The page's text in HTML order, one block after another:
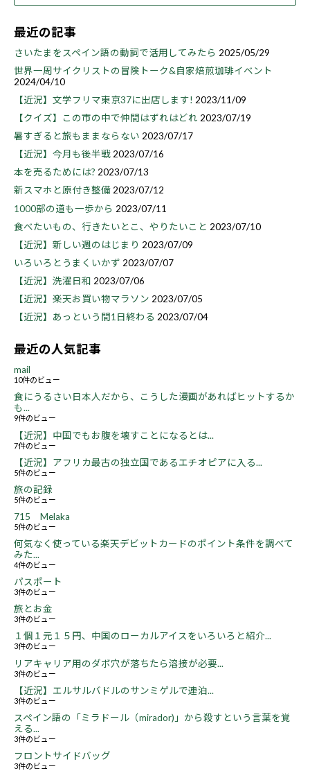
最近の記事
さいたまをスペイン語の動詞で活用してみたら 2025/05/29
世界一周サイクリストの冒険トーク&自家焙煎珈琲イベント
2024/04/10
【近況】文学フリマ東京37に出店します! 2023/11/09
【クイズ】この市の中で仲間はずれはどれ 2023/07/19
暑すぎると旅もままならない 2023/07/17
【近況】今月も後半戦 2023/07/16
本を売るためには? 2023/07/13
新スマホと原付き整備2023/07/12
1000部の道も一歩から 2023/07/11
食べたいもの、行きたいとこ、やりたいこと 2023/07/10
【近況】新しい週のはじまり 2023/07/09
いろいろとうまくいかず 2023/07/07
【近況】洗濯日和 2023/07/06
【近況】楽天お買い物マラソン 2023/07/05
【近況】あっという間1日終わる 2023/07/04
最近の人気記事
mail
10件のビュー
食にうるさい日本人だから、こうした漫画があればヒットするか
も...
9件のビュー
【近況】中国でもお腹を壊すことになるとは...
7件のビュー
【近況】アフリカ最古の独立国であるエチオピアに入る...
5件のビュー
旅の記録
5件のビュー
715 Melaka
5件のビュー
何気なく使っている楽天デビットカードのポイント条件を調べて
みた...
4件のビュー
パスポート
3件のビュー
旅とお金
3件のビュー
１個１元１５円、中国のローカルアイスをいろいろと紹介...
3件のビュー
リアキャリア用のダボ穴が落ちたら溶接が必要...
3件のビュー
【近況】エルサルバドルのサンミゲルで連泊...
3件のビュー
スペイン語の「ミラドール（mirador)」から殺すという言葉を覚
える...
3件のビュー
フロントサイドバッグ
3件のビュー